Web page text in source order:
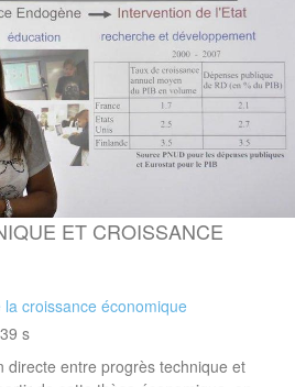
ET CROISSANCE
croissance économique
s
directe entre progrès technique et